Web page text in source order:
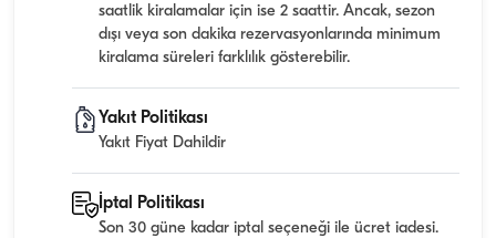
saatlik kiralamalar için ise 2 saattir. Ancak, sezon
dışı veya son dakika rezervasyonlarında minimum
kiralama süreleri farklılık gösterebilir.
Yakıt Politikası
Yakıt Fiyat Dahildir
İptal Politikası
Son 30 güne kadar iptal seçeneği ile ücret iadesi.